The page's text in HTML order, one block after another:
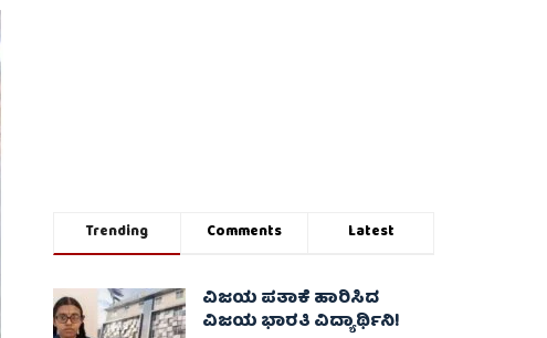
Trending Comments Latest
ವಿಜಯ ಪತಾಕೆ ಹಾರಿಸಿದ
ವಿಜಯ ಭಾರತಿ ವಿದ್ಯಾರ್ಥಿನಿ!